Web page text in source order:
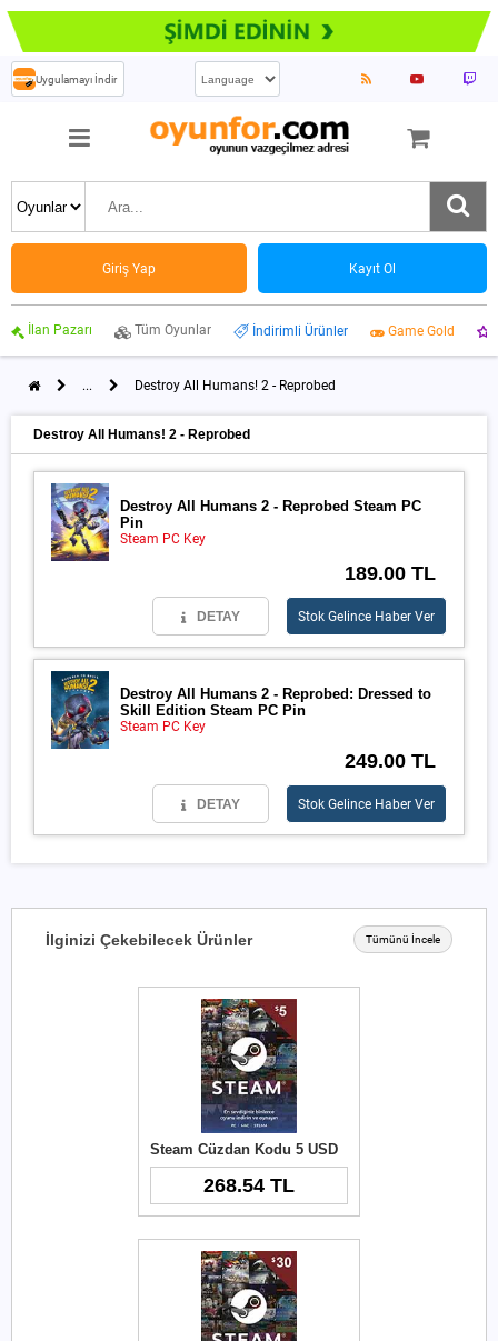
Uygulamayı İndir
Giriş Yap Kayıt Ol
İlan Pazarı Tüm Oyunlar İndirimli Ürünler Game Gold
... Destroy All Humans! 2 - Reprobed
Destroy All Humans! 2 - Reprobed
Destroy All Humans 2 - Reprobed Steam PC
Pin
Steam PC Key
189.00 TL
DETAY Stok Gelince Haber Ver
Destroy All Humans 2 - Reprobed: Dressed to
Skill Edition Steam PC Pin
Steam PC Key
249.00 TL
DETAY Stok Gelince Haber Ver
İlginizi Çekebilecek Ürünler Tümünü İncele
Steam Cüzdan Kodu 5 USD
268.54 TL